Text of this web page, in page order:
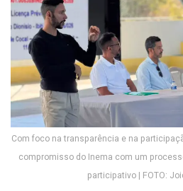
Com foco na transparência e na
compromisso do Inema com um
participativo | FOTO: